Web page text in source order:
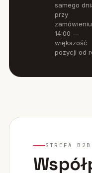
samego
przy
14:00 —
większość
pozycji od
STREFA B2B